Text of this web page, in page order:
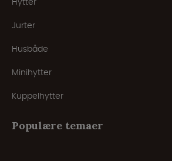
Jurter
Husbåde
Minihytter
Kuppelhytter
Populære temaer